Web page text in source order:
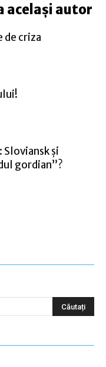
același autor
de criza
Sloviansk şi
gordian”?